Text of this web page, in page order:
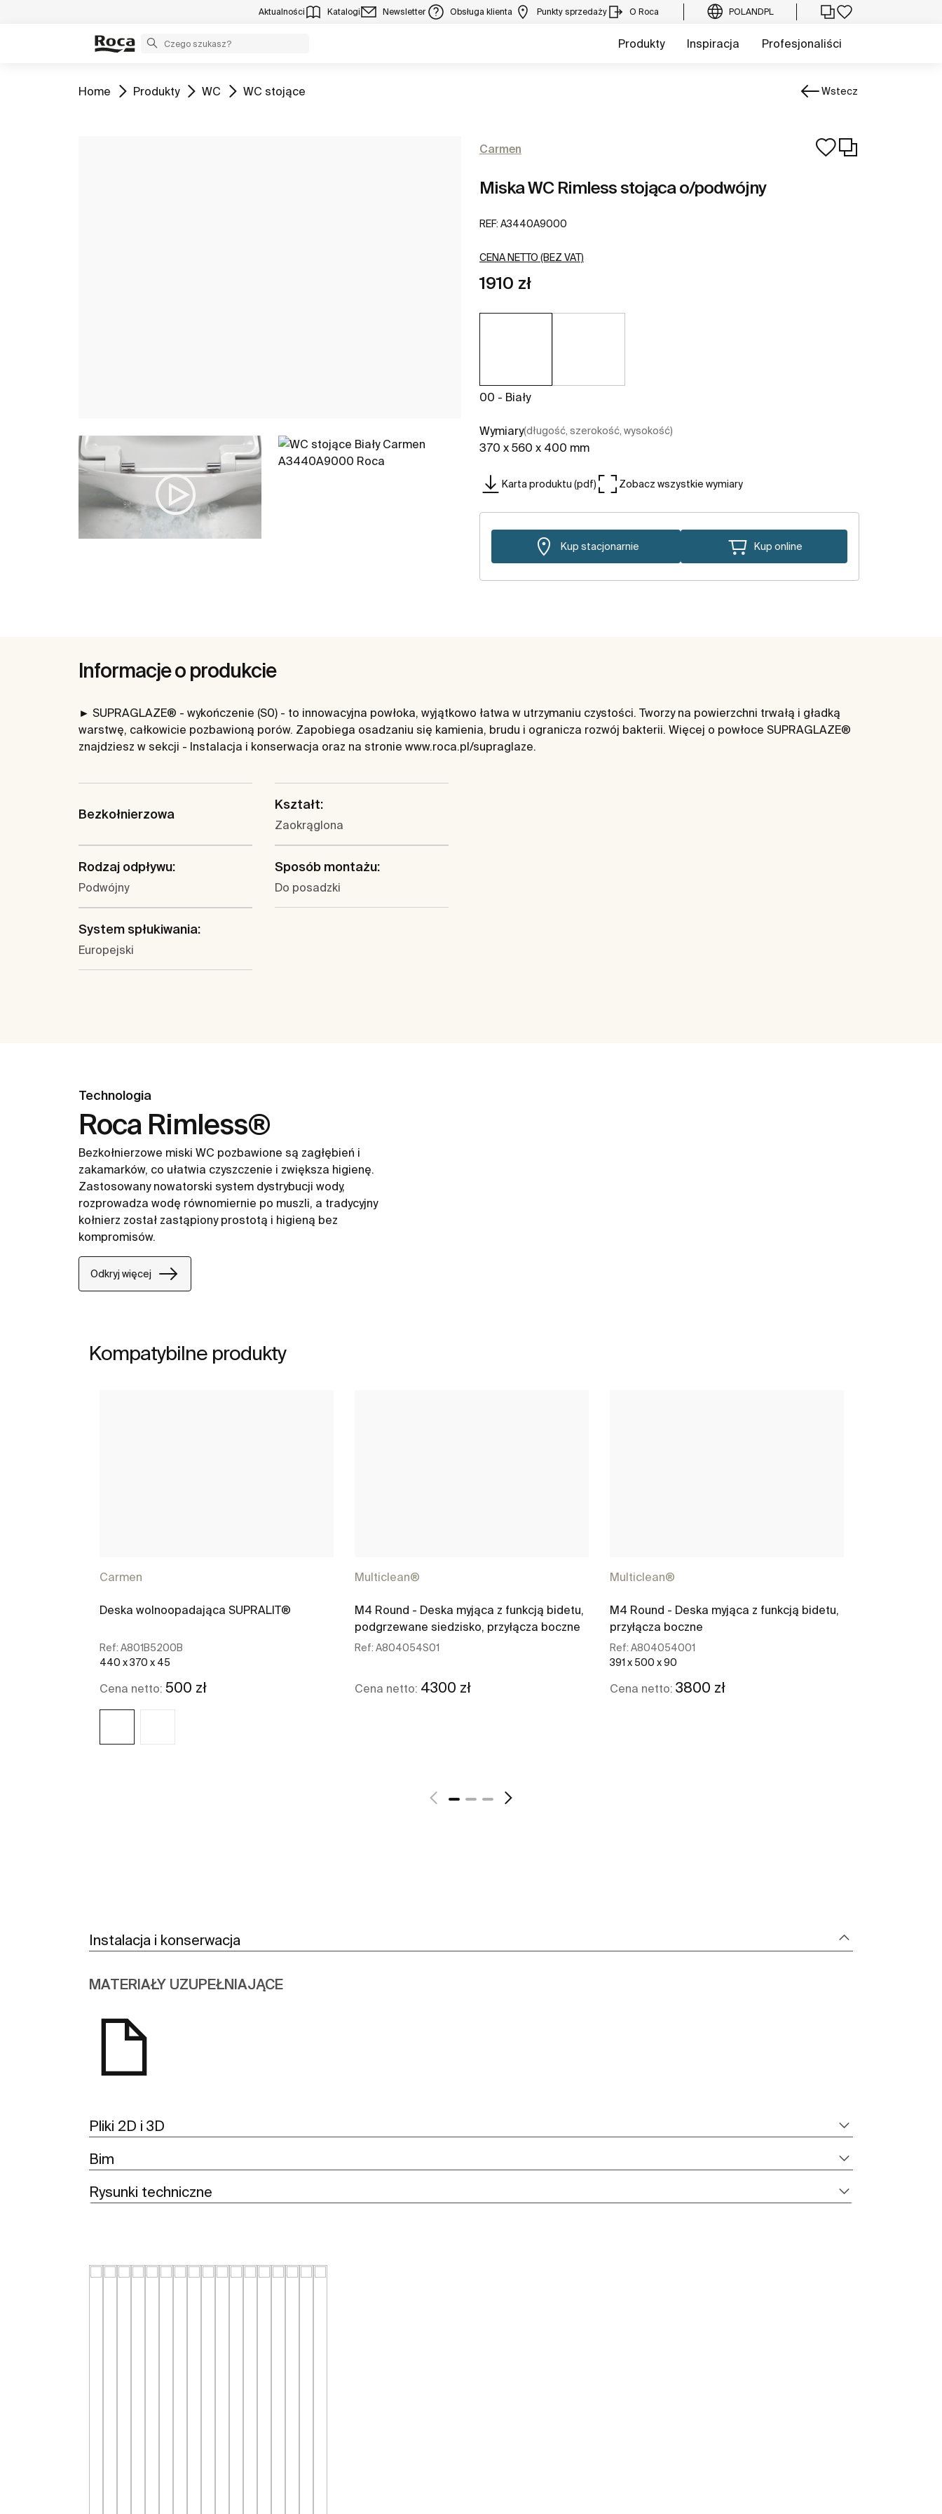
Aktualności Katalogi Newsletter Obsługa klienta Punkty sprzedaży O Roca POLANDPL
Produkty Inspiracja Profesjonaliści
Zobacz
Home Zobacz
Produkty Zobacz
WC Zobacz
WC stojące Wstecz
Carmen
Miska WC Rimless stojąca o/podwójny
REF: A3440A9000
CENA NETTO (BEZ VAT)
1910 zł
00 - Biały
Wymiary(długość, szerokość, wysokość)
370 x 560 x 400 mm
Karta produktu (pdf) Zobacz wszystkie wymiary
Kup stacjonarnie Kup online
Informacje o produkcie
► SUPRAGLAZE® - wykończenie (S0) - to innowacyjna powłoka, wyjątkowo łatwa w utrzymaniu czystości. Tworzy na powierzchni trwałą i gładką
warstwę, całkowicie pozbawioną porów. Zapobiega osadzaniu się kamienia, brudu i ogranicza rozwój bakterii. Więcej o powłoce SUPRAGLAZE®
znajdziesz w sekcji - Instalacja i konserwacja oraz na stronie www.roca.pl/supraglaze.
Bezkołnierzowa
Kształt:
Zaokrąglona
Rodzaj odpływu:
Podwójny
Sposób montażu:
Do posadzki
System spłukiwania:
Europejski
Technologia
Roca Rimless®
Bezkołnierzowe miski WC pozbawione są zagłębień i
zakamarków, co ułatwia czyszczenie i zwiększa higienę.
Zastosowany nowatorski system dystrybucji wody,
rozprowadza wodę równomiernie po muszli, a tradycyjny
kołnierz został zastąpiony prostotą i higieną bez
kompromisów.
Odkryj więcej
Kompatybilne produkty
Carmen
Deska wolnoopadająca SUPRALIT®
Ref: A801B5200B
440 x 370 x 45
Cena netto: 500 zł
Multiclean®
M4 Round - Deska myjąca z funkcją bidetu,
podgrzewane siedzisko, przyłącza boczne
Ref: A804054S01
Cena netto: 4300 zł
Multiclean®
M4 Round - Deska myjąca z funkcją bidetu,
przyłącza boczne
Ref: A804054001
391 x 500 x 90
Cena netto: 3800 zł
Instalacja i konserwacja
MATERIAŁY UZUPEŁNIAJĄCE
Pliki 2D i 3D
Bim
Rysunki techniczne